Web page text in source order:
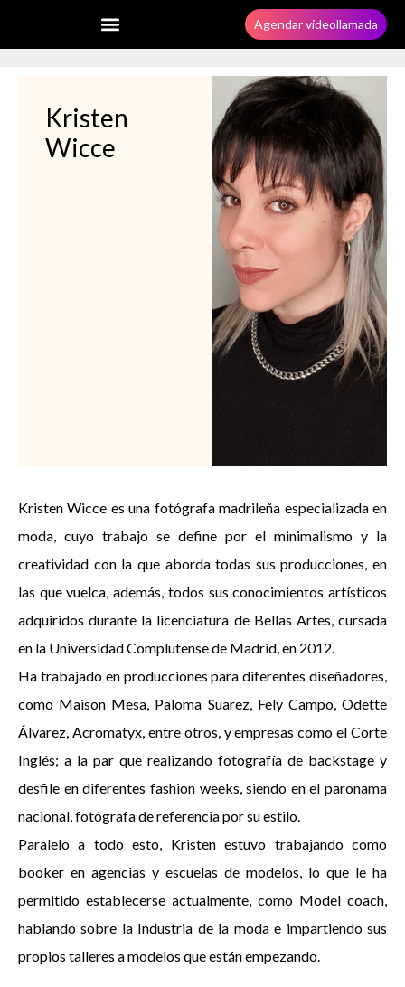
Agendar videollamada
Kristen
Wicce
Kristen Wicce es una fotógrafa madrileña especializada en
moda, cuyo trabajo se define por el minimalismo y la
creatividad con la que aborda todas sus producciones, en
las que vuelca, además, todos sus conocimientos artísticos
adquiridos durante la licenciatura de Bellas Artes, cursada
en la Universidad Complutense de Madrid, en 2012.
Ha trabajado en producciones para diferentes diseñadores,
como Maison Mesa, Paloma Suarez, Fely Campo, Odette
Álvarez, Acromatyx, entre otros, y empresas como el Corte
Inglés; a la par que realizando fotografía de backstage y
desfile en diferentes fashion weeks, siendo en el paronama
nacional, fotógrafa de referencia por su estilo.
Paralelo a todo esto, Kristen estuvo trabajando como
booker en agencias y escuelas de modelos, lo que le ha
permitido establecerse actualmente, como Model coach,
hablando sobre la Industria de la moda e impartiendo sus
propios talleres a modelos que están empezando.